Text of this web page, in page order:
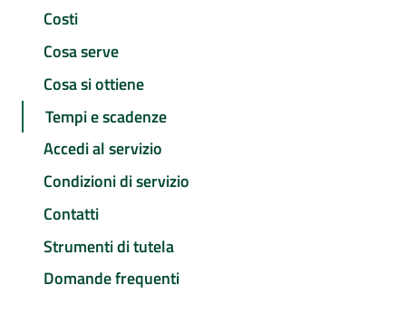
Costi
Cosa serve
Cosa si ottiene
Tempi e scadenze
Accedi al servizio
Condizioni di servizio
Contatti
Strumenti di tutela
Domande frequenti